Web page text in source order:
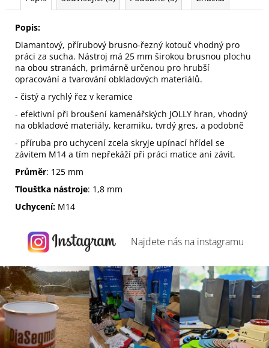
Popis:
Diamantový, přírubový brusno-řezný kotouč vhodný pro
práci za sucha. Nástroj má 25 mm širokou brusnou plochu
na obou stranách, primárně určenou pro hrubší
opracování a tvarování obkladových materiálů.
- čistý a rychlý řez v keramice
- efektivní při broušení kamenářských JOLLY hran, vhodný
na obkladové materiály, keramiku, tvrdý gres, a podobně
- příruba pro uchycení zcela skryje upínací hřídel se
závitem M14 a tím nepřekáží při práci matice ani závit.
Průměr: 125 mm
Tloušťka nástroje: 1,8 mm
Uchycení: M14
Najdete nás na instagramu